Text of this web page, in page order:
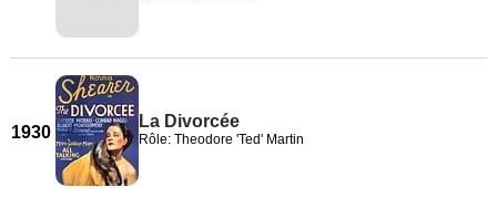
1930
La Divorcée
Rôle: Theodore 'Ted' Martin